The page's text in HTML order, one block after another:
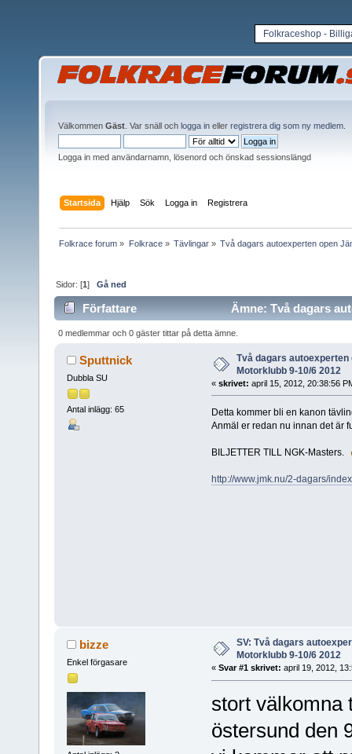
Folkraceshop -
Välkommen Gäst . Var snäll och logga in eller registrera dig som ny medlem
Logga in med användarnamn, lösenord och önskad sessionslängd
Startsida Hjälp Sök Logga in Registrera
Folkrace forum » Folkrace» Tävlingar» Två dagars autoexperten open
Sidor: [1]Gå ned
Författare
Ämne: Två dagars
gånger)
0 medlemmar och 0 gäster tittar på detta ämne.
Sputtnick
Dubbla SU
Antal inlägg: 65
Två dagars autoexperten
Motorklubb 9-10/6 2012
« skrivet: april 15, 2012, 20:38:56
Detta kommer bli en kanon
Anmäl er redan nu innan det är
BILJETTER TILL NGK-Masters.
http://www.jmk.nu/2-dagars/
bizze
Enkel förgasare
SV: Två dagars
Motorklubb 9-10/6 2012
« Svar #1 skrivet: april 19, 2012,
stort välkomna
östersund den